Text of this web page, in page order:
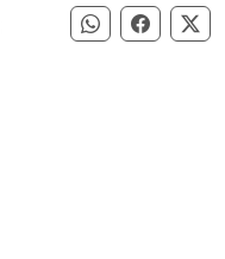
Compartir